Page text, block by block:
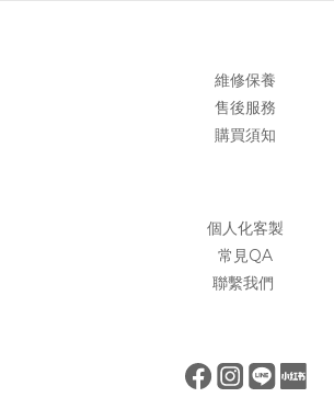
維修保養
售後服務
購買須知
個人化客製
常見QA
聯繫我們